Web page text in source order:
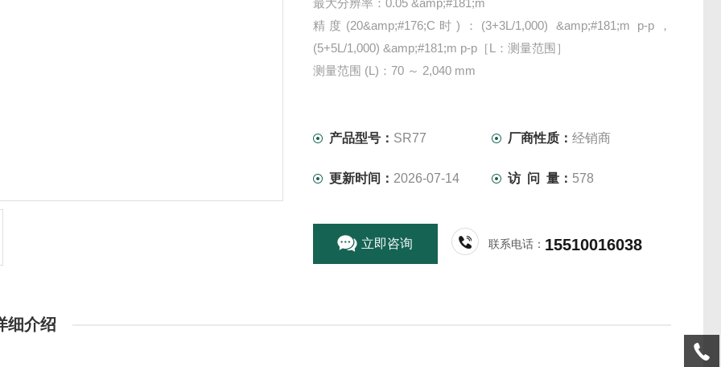
最大分辨率：0.05 &amp;#181;m
精度(20&amp;#176;C时)：(3+3L/1,000) &amp;#181;m p-p，
(5+5L/1,000) &amp;#181;m p-p［L：测量范围］
测量范围 (L)：70 ～ 2,040 mm
产品型号： SR77 厂商性质：经销商
更新时间： 2026-07-14 访 问 量： 578
立即咨询 联系电话： 15510016038
细介绍